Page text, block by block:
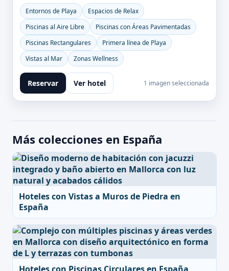
Entornos de Playa
Espacios de Relax
Piscinas al Aire Libre
Piscinas con Áreas Pavimentadas
Piscinas Rectangulares
Primera línea de Playa
Vistas al Mar
Zonas Wellness
Reservar Ver hotel 1 imagen seleccionada
Más colecciones en España
Hoteles con Vistas a Muros de Piedra en
España